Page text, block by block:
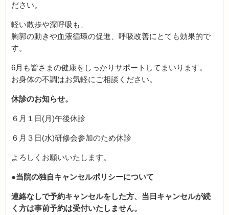
ださい。
軽い散歩や深呼吸も、
胸郭の動きや血液循環の促進、呼吸改善にとても効果的で
す。
6月も皆さまの健康をしっかりサポートしてまいります。
お身体の不調はお気軽にご相談ください。
休診のお知らせ。
６月１日(月)午後休診
６月３日(水)研修会参加のため休診
よろしくお願いいたします。
●当院の独自キャンセルポリシーについて
連絡なしで予約キャンセルをした方、当日キャンセルが続
く方は事前予約は受付いたしません。